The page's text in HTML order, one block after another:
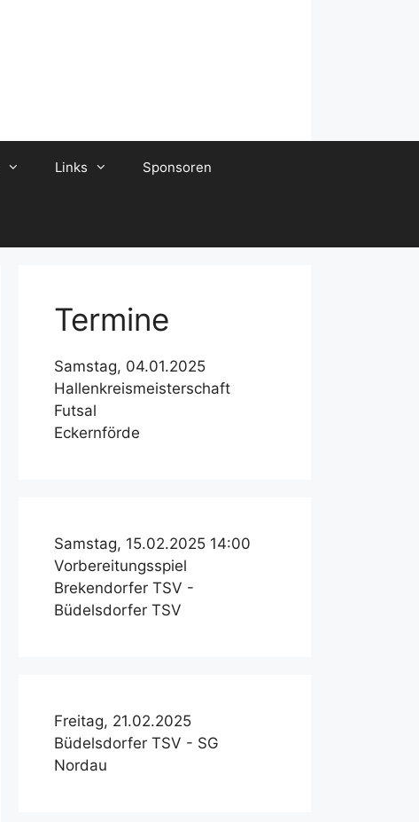
Links Sponsoren
Termine
Samstag, 04.01.2025
Hallenkreismeisterschaft
Futsal
Eckernförde
Samstag, 15.02.2025 14:00
Vorbereitungsspiel
Brekendorfer TSV -
Büdelsdorfer TSV
Freitag, 21.02.2025
Büdelsdorfer TSV - SG
Nordau